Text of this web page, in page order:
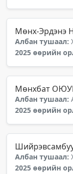
Мөнх-Эрдэнэ
Албан тушаал:
2025 өөрийн
Мөнхбат
Албан тушаал:
2025 өөрийн
Албан тушаал:
2025 өөрийн